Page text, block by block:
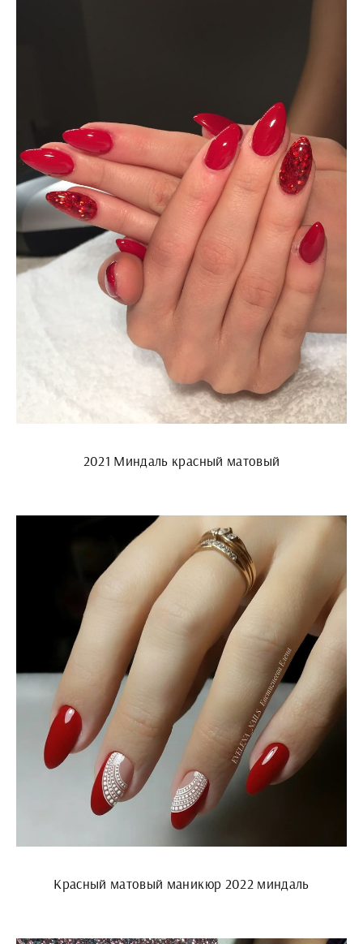
2021 Миндаль красный матовый
Красный матовый маникюр 2022 миндаль